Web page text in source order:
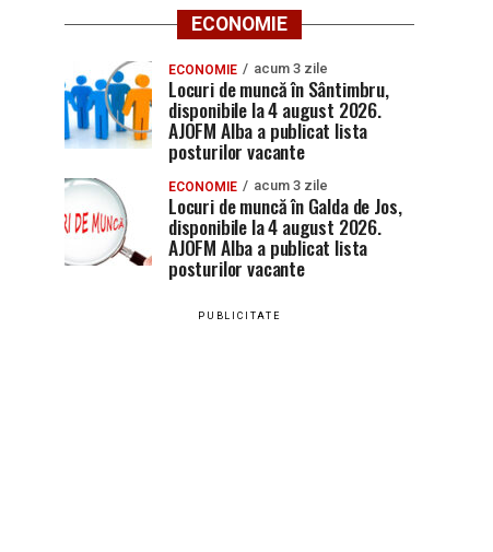
ECONOMIE
ECONOMIE acum 3 zile
Locuri de muncă în Sântimbru,
disponibile la 4 august 2026.
AJOFM Alba a publicat lista
posturilor vacante
ECONOMIE acum 3 zile
Locuri de muncă în Galda de Jos,
disponibile la 4 august 2026.
AJOFM Alba a publicat lista
posturilor vacante
PUBLICITATE